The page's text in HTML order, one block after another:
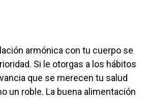
armónica con tu cuerpo se
Si le otorgas a los hábitos
que se merecen tu salud
un roble. La buena alimentación